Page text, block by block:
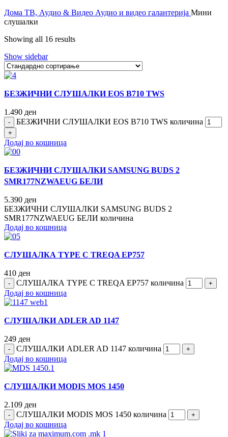
Дома ТВ, Аудио & Видео Аудио и видео галантерија Мини
слушалки
Showing all 16 results
Show sidebar
БЕЗЖИЧНИ СЛУШАЛКИ EOS B710 TWS
1.490 ден
БЕЗЖИЧНИ СЛУШАЛКИ EOS B710 TWS количина
Додај во кошница
БЕЗЖИЧНИ СЛУШАЛКИ SAMSUNG BUDS 2
SMR177NZWAEUG БЕЛИ
5.390 ден
БЕЗЖИЧНИ СЛУШАЛКИ SAMSUNG BUDS 2
SMR177NZWAEUG БЕЛИ количина
Додај во кошница
СЛУШАЛКА TYPE C TREQA EP757
410 ден
СЛУШАЛКА TYPE C TREQA EP757 количина
Додај во кошница
СЛУШАЛКИ ADLER AD 1147
249 ден
СЛУШАЛКИ ADLER AD 1147 количина
Додај во кошница
СЛУШАЛКИ MODIS МОS 1450
2.109 ден
СЛУШАЛКИ MODIS МОS 1450 количина
Додај во кошница